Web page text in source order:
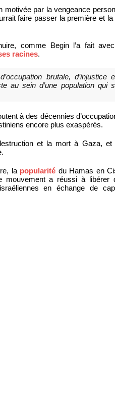
motivée par la vengeance
faire passer la première et
comme Begin l’a fait
racines.
brutale, d’injustice
au sein d’une population qui
à des décennies
encore plus exaspérés.
et la mort à Gaza,
la popularité du Hamas en
mouvement a réussi à libérer
en échange de